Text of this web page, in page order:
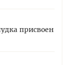
присвоен